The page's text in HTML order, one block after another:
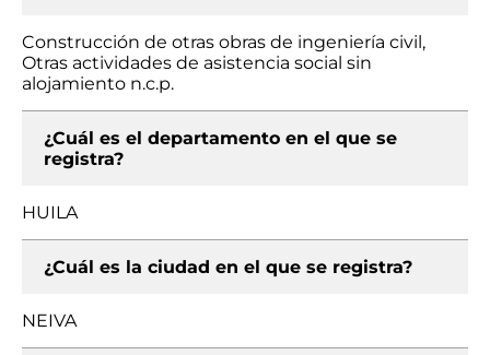
Construcción de otras obras de ingeniería civil,
Otras actividades de asistencia social sin
alojamiento n.c.p.
¿Cuál es el departamento en el que se
registra?
HUILA
¿Cuál es la ciudad en el que se registra?
NEIVA